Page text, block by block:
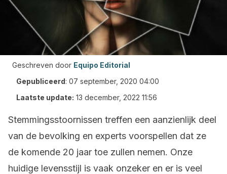
Geschreven door Equipo Editorial
Gepubliceerd: 07 september, 2020 04:00
Laatste update: 13 december, 2022 11:56
Stemmingsstoornissen treffen een aanzienlijk deel
van de bevolking en experts voorspellen dat ze
de komende 20 jaar toe zullen nemen. Onze
huidige levensstijl is vaak onzeker en er is veel